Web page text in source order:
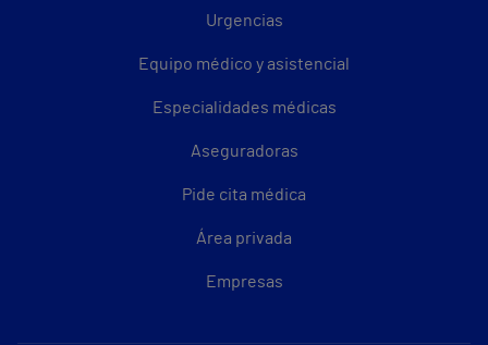
Urgencias
Equipo médico y asistencial
Especialidades médicas
Aseguradoras
Pide cita médica
Área privada
Empresas